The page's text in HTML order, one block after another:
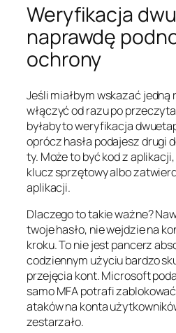
Weryfikacja
naprawdę
ochrony
Jeśli miałbym wskazać
włączyć od razu po
byłaby to weryfikacja
oprócz hasła podajesz drugi
ty. Może to być kod z
klucz sprzętowy albo
aplikacji.
Dlaczego to takie ważne?
twoje hasło, nie wejdzie na
kroku. To nie jest pancerz
codziennym użyciu bardzo
przejęcia kont. Microsoft
samo MFA potrafi
ataków na konta
zestarzało.